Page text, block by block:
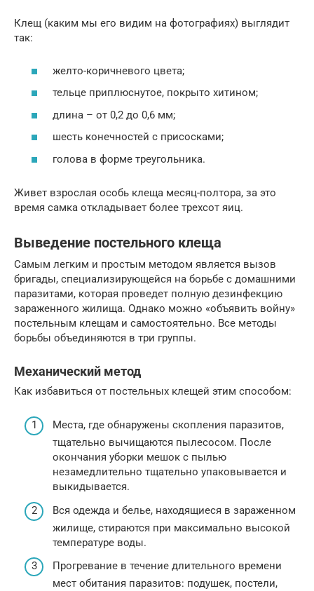
Клещ (каким мы его видим на фотографиях) выглядит
так:
желто-коричневого цвета;
тельце приплюснутое, покрыто хитином;
длина – от 0,2 до 0,6 мм;
шесть конечностей с присосками;
голова в форме треугольника.
Живет взрослая особь клеща месяц-полтора, за это
время самка откладывает более трехсот яиц.
Выведение постельного клеща
Самым легким и простым методом является вызов
бригады, специализирующейся на борьбе с домашними
паразитами, которая проведет полную дезинфекцию
зараженного жилища. Однако можно «объявить войну»
постельным клещам и самостоятельно. Все методы
борьбы объединяются в три группы.
Механический метод
Как избавиться от постельных клещей этим способом:
Места, где обнаружены скопления паразитов,
тщательно вычищаются пылесосом. После
окончания уборки мешок с пылью
незамедлительно тщательно упаковывается и
выкидывается.
Вся одежда и белье, находящиеся в зараженном
жилище, стираются при максимально высокой
температуре воды.
Прогревание в течение длительного времени
мест обитания паразитов: подушек, постели,